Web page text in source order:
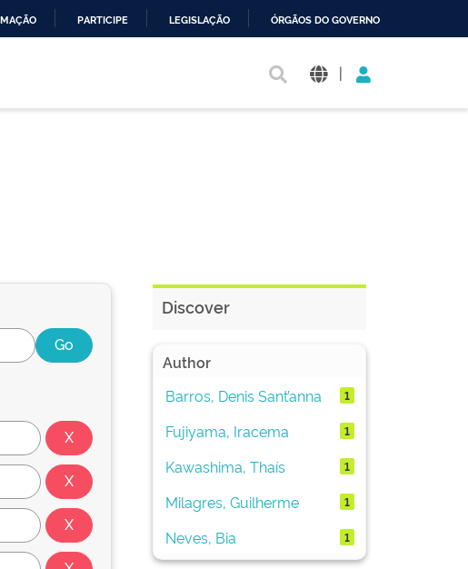
PARTICIPE LEGISLAÇÃO ÓRGÃOS DO GOVERNO
|
Discover
Author
Barros, Denis Sant’anna
1
Fujiyama, Iracema 1
Kawashima, Thaís 1
Milagres, Guilherme 1
Neves, Bia 1